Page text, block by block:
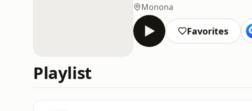
Monona
Favorites
Playlist